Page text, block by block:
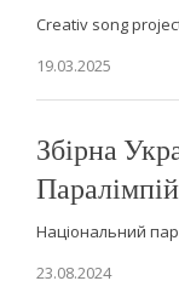
Creativ song
19.03.2025
Збірна
Національний
23.08.2024